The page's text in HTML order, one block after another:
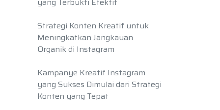
Strategi Konten Kreatif untuk
Meningkatkan Jangkauan
Organik di Instagram
Kampanye Kreatif Instagram
yang Sukses Dimulai dari Strategi
Konten yang Tepat